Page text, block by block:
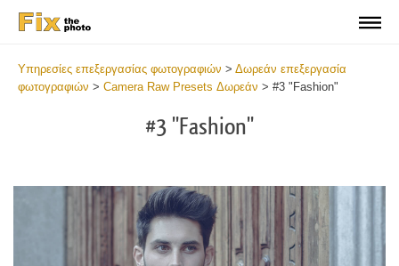
Υπηρεσίες επεξεργασίας φωτογραφιών > Δωρεάν επεξεργασία
φωτογραφιών > Camera Raw Presets Δωρεάν > #3 "Fashion"
#3 "Fashion"